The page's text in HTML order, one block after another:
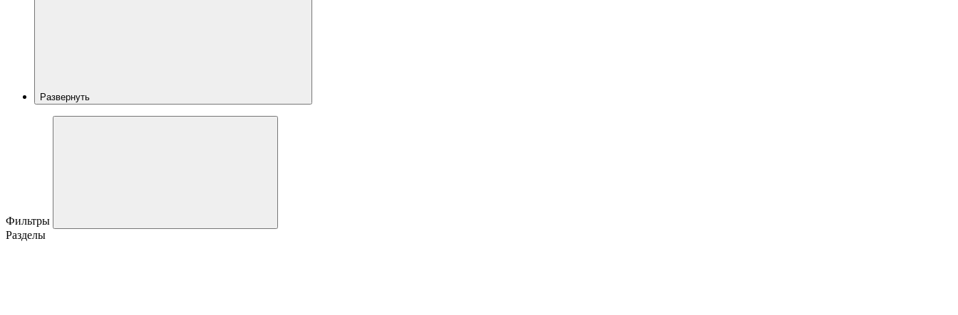
Развернуть
Фильтры
Разделы